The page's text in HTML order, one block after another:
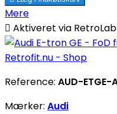
Mere
 Aktiveret via
Reference: AUD-ETGE-
Mærker: Audi